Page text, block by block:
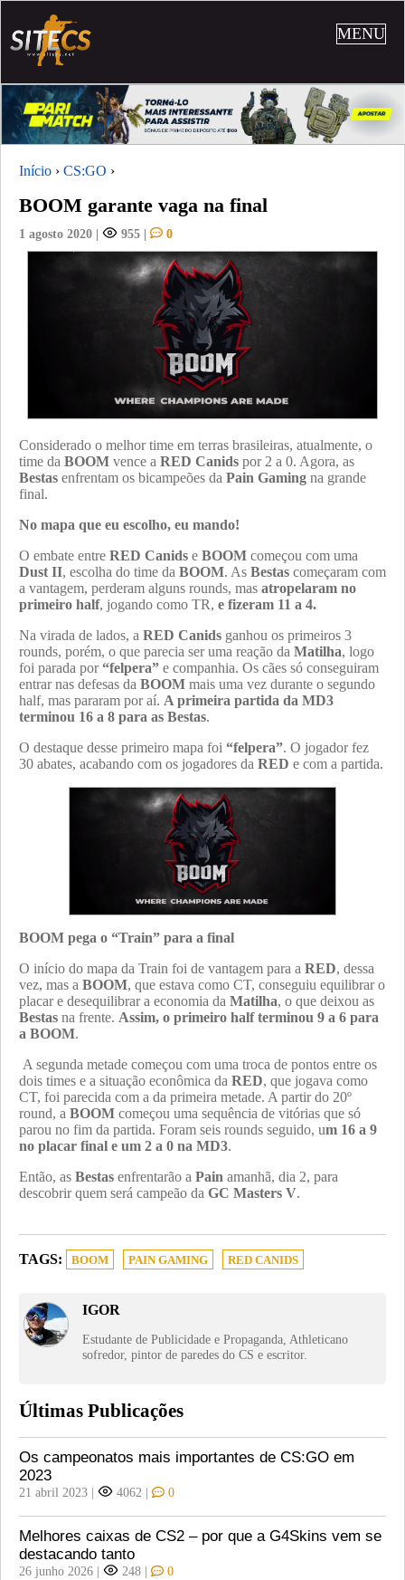
MENU
Início › CS:GO ›
BOOM garante vaga na final
1 agosto 2020 | 955 | 0
Considerado o melhor time em terras brasileiras, atualmente, o
time da BOOM vence a RED Canids por 2 a 0. Agora, as
Bestas enfrentam os bicampeões da Pain Gaming na grande
final.
No mapa que eu escolho, eu mando!
O embate entre RED Canids e BOOM começou com uma
Dust II, escolha do time da BOOM. As Bestas começaram com
a vantagem, perderam alguns rounds, mas atropelaram no
primeiro half, jogando como TR, e fizeram 11 a 4.
Na virada de lados, a RED Canids ganhou os primeiros 3
rounds, porém, o que parecia ser uma reação da Matilha, logo
foi parada por“felpera” e companhia. Os cães só conseguiram
entrar nas defesas da BOOM mais uma vez durante o segundo
half, mas pararam por aí. A primeira partida da MD3
terminou 16 a 8 para as Bestas.
O destaque desse primeiro mapa foi “felpera”. O jogador fez
30 abates, acabando com os jogadores da RED e com a partida.
BOOM pega o “Train” para a final
O início do mapa da Train foi de vantagem para a RED, dessa
vez, mas a BOOM, que estava como CT, conseguiu equilibrar o
placar e desequilibrar a economia da Matilha, o que deixou as
Bestas na frente. Assim, o primeiro half terminou 9 a 6 para
a BOOM.
A segunda metade começou com uma troca de pontos entre os
dois times e a situação econômica da RED, que jogava como
CT, foi parecida com a da primeira metade. A partir do 20º
round, a BOOM começou uma sequência de vitórias que só
parou no fim da partida. Foram seis rounds seguido, um 16 a 9
no placar final e um 2 a 0 na MD3.
Então, as Bestas enfrentarão a Pain amanhã, dia 2, para
descobrir quem será campeão da GC Masters V.
TAGS: BOOM PAIN GAMING RED CANIDS
IGOR
Estudante de Publicidade e Propaganda, Athleticano
sofredor, pintor de paredes do CS e escritor.
Últimas Publicações
Os campeonatos mais importantes de CS:GO em
2023
21 abril 2023 | 4062 | 0
Melhores caixas de CS2 – por que a G4Skins vem se
destacando tanto
26 junho 2026 | 248 | 0